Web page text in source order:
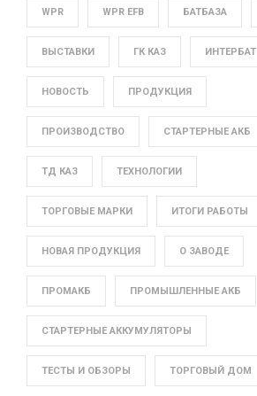
WPR WPR EFB БАТБАЗА
ВЫСТАВКИ ГК КАЗ ИНТЕРБАТ
НОВОСТЬ ПРОДУКЦИЯ
ПРОИЗВОДСТВО СТАРТЕРНЫЕ АКБ
ТД КАЗ ТЕХНОЛОГИИ
ТОРГОВЫЕ МАРКИ ИТОГИ РАБОТЫ
НОВАЯ ПРОДУКЦИЯ О ЗАВОДЕ
ПРОМАКБ ПРОМЫШЛЕННЫЕ АКБ
СТАРТЕРНЫЕ АККУМУЛЯТОРЫ
ТЕСТЫ И ОБЗОРЫ ТОРГОВЫЙ ДОМ